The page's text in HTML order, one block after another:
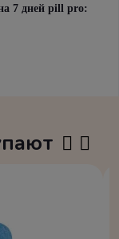
7 дней pill pro: